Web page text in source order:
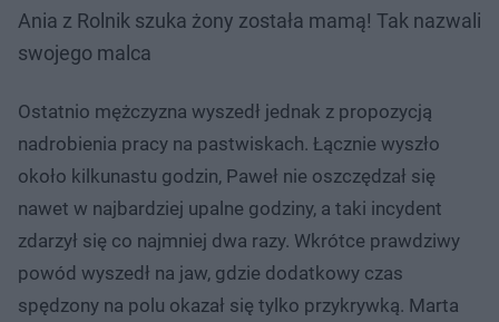
Ania z Rolnik szuka żony została mamą! Tak nazwali
swojego malca
Ostatnio mężczyzna wyszedł jednak z propozycją
nadrobienia pracy na pastwiskach. Łącznie wyszło
około kilkunastu godzin, Paweł nie oszczędzał się
nawet w najbardziej upalne godziny, a taki incydent
zdarzył się co najmniej dwa razy. Wkrótce prawdziwy
powód wyszedł na jaw, gdzie dodatkowy czas
spędzony na polu okazał się tylko przykrywką. Marta